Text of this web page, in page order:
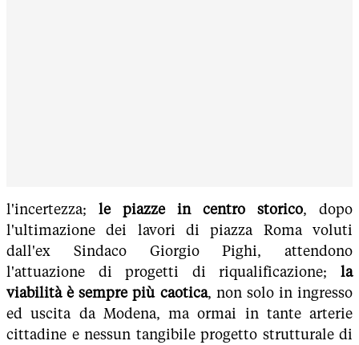
l'incertezza; le piazze in centro storico, dopo
l'ultimazione dei lavori di piazza Roma voluti
dall'ex Sindaco Giorgio Pighi, attendono
l'attuazione di progetti di riqualificazione; la
viabilità è sempre più caotica, non solo in ingresso
ed uscita da Modena, ma ormai in tante arterie
cittadine e nessun tangibile progetto strutturale di